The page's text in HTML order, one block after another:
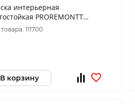
интерьерная
PROREMONTT
Л-С 6,5кг
111700
В корзину